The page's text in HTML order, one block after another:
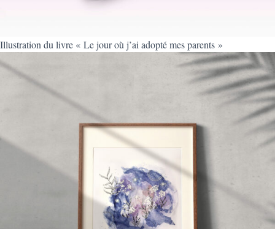
Illustration du livre « Le jour où j’ai adopté mes parents »